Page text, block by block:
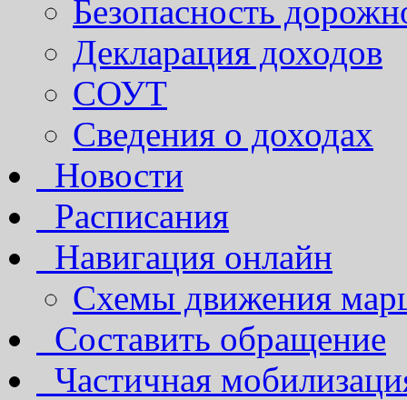
Безопасность
Декларация доходов
СОУТ
Сведения о доходах
Новости
Расписания
Навигация онлайн
Схемы движения
Составить обращение
Частичная